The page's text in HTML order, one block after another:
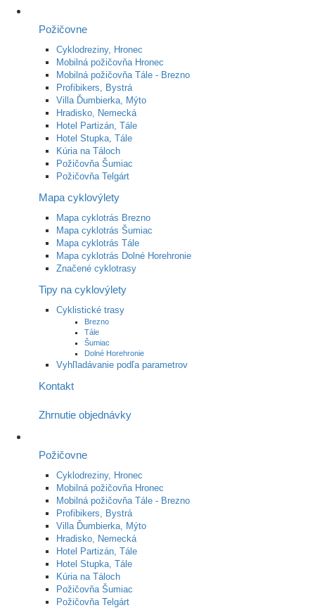
Požičovne
Cyklodreziny, Hronec
Mobilná požičovňa Hronec
Mobilná požičovňa Tále - Brezno
Profibikers, Bystrá
Villa Ďumbierka, Mýto
Hradisko, Nemecká
Hotel Partizán, Tále
Hotel Stupka, Tále
Kúria na Táloch
Požičovňa Šumiac
Požičovňa Telgárt
Mapa cyklovýlety
Mapa cyklotrás Brezno
Mapa cyklotrás Šumiac
Mapa cyklotrás Tále
Mapa cyklotrás Dolné Horehronie
Značené cyklotrasy
Tipy na cyklovýlety
Cyklistické trasy
Brezno
Tále
Šumiac
Dolné Horehronie
Vyhľladávanie podľa parametrov
Kontakt
Zhrnutie objednávky
Požičovne
Cyklodreziny, Hronec
Mobilná požičovňa Hronec
Mobilná požičovňa Tále - Brezno
Profibikers, Bystrá
Villa Ďumbierka, Mýto
Hradisko, Nemecká
Hotel Partizán, Tále
Hotel Stupka, Tále
Kúria na Táloch
Požičovňa Šumiac
Požičovňa Telgárt